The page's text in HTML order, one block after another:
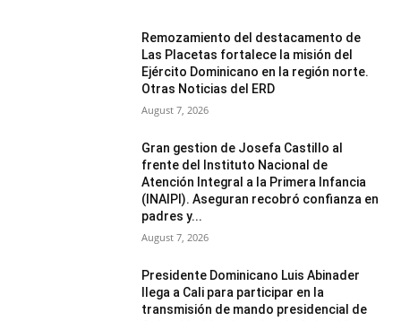
Remozamiento del destacamento de
Las Placetas fortalece la misión del
Ejército Dominicano en la región norte.
Otras Noticias del ERD
August 7, 2026
Gran gestion de Josefa Castillo al
frente del Instituto Nacional de
Atención Integral a la Primera Infancia
(INAIPI). Aseguran recobró confianza en
padres y...
August 7, 2026
Presidente Dominicano Luis Abinader
llega a Cali para participar en la
transmisión de mando presidencial de